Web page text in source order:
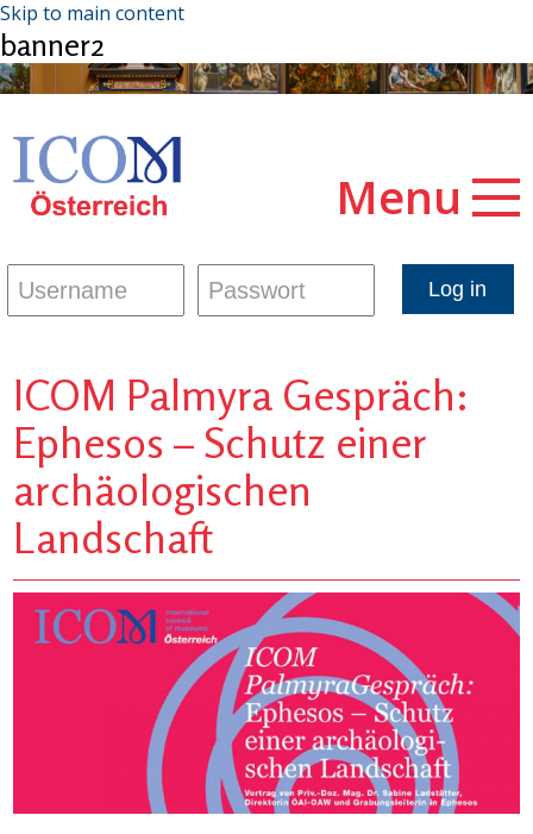
Skip to main content
banner2
Menu
ICOM Palmyra Gespräch:
Ephesos – Schutz einer
archäologischen
Landschaft